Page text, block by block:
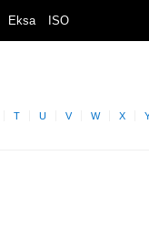
Eksa ISO
T U V W X